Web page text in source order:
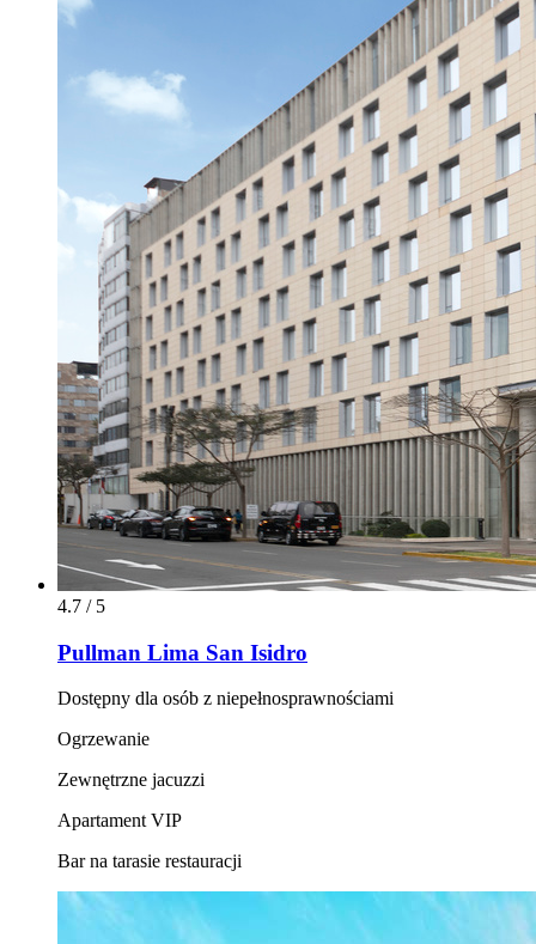
4.7 / 5
Pullman Lima San Isidro
Dostępny dla osób z niepełnosprawnościami
Ogrzewanie
Zewnętrzne jacuzzi
Apartament VIP
Bar na tarasie restauracji